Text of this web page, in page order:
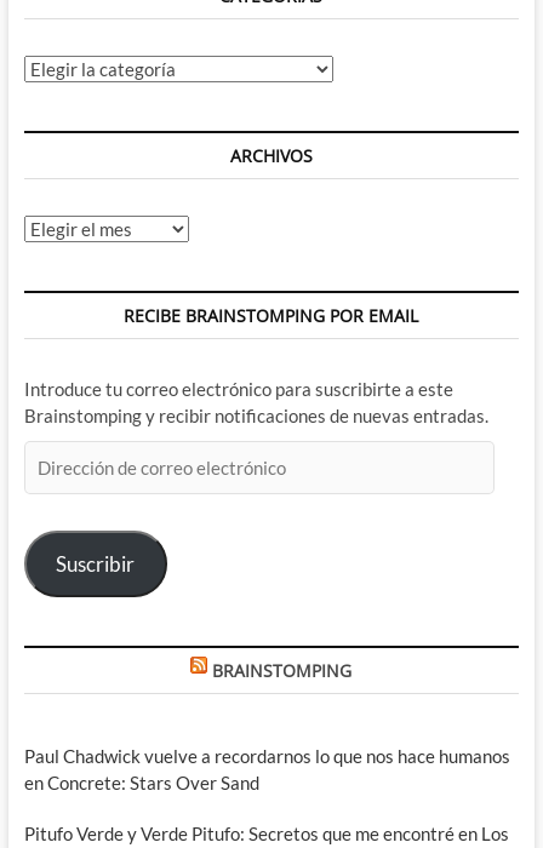
Categorías
ARCHIVOS
Archivos
RECIBE BRAINSTOMPING POR EMAIL
Introduce tu correo electrónico para suscribirte a este
Brainstomping y recibir notificaciones de nuevas entradas.
de
electrónico
Suscribir
BRAINSTOMPING
Paul Chadwick vuelve a recordarnos lo que nos hace humanos
en Concrete: Stars Over Sand
Pitufo Verde y Verde Pitufo: Secretos que me encontré en Los